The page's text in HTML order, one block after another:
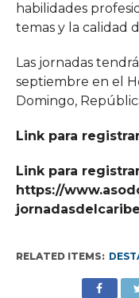
habilidades
temas y la calidad
Las jornadas
septiembre en el
Domingo,
Link para
Link para
https://
jornadasdelcaribe
RELATED ITEMS: